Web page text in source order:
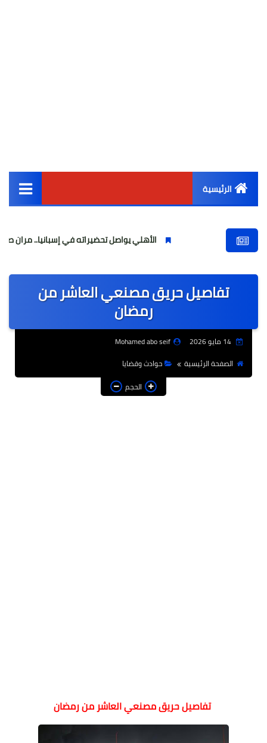
الرئيسية
أخبار مصر
عالمى
الرياضة
حوادث وقضايا
فن
التعليم
الأهلي يواصل تحضيراته في إسبانيا.. مران صباحي قوي
تفاصيل حريق مصنعي العاشر من
رمضان
14 مايو 2026
Mohamed abo seif
الصفحة الرئيسية
حوادث وقضايا
الحجم
تفاصيل حريق مصنعي العاشر من رمضان